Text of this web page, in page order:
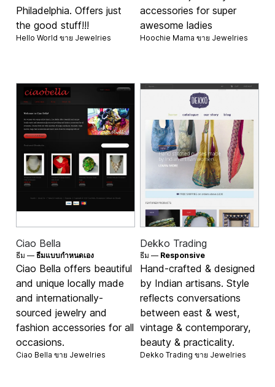
Philadelphia. Offers just
the good stuff!!!
Hello World ขาย Jewelries
accessories for super
awesome ladies
Hoochie Mama ขาย Jewelries
Ciao Bella
ธีม —ธีมแบบกำหนดเอง
Ciao Bella offers beautiful
and unique locally made
and internationally-
sourced jewelry and
fashion accessories for all
occasions.
Ciao Bella ขาย Jewelries
Dekko Trading
ธีม — Responsive
Hand-crafted & designed
by Indian artisans. Style
reflects conversations
between east & west,
vintage & contemporary,
beauty & practicality.
Dekko Trading ขาย Jewelries